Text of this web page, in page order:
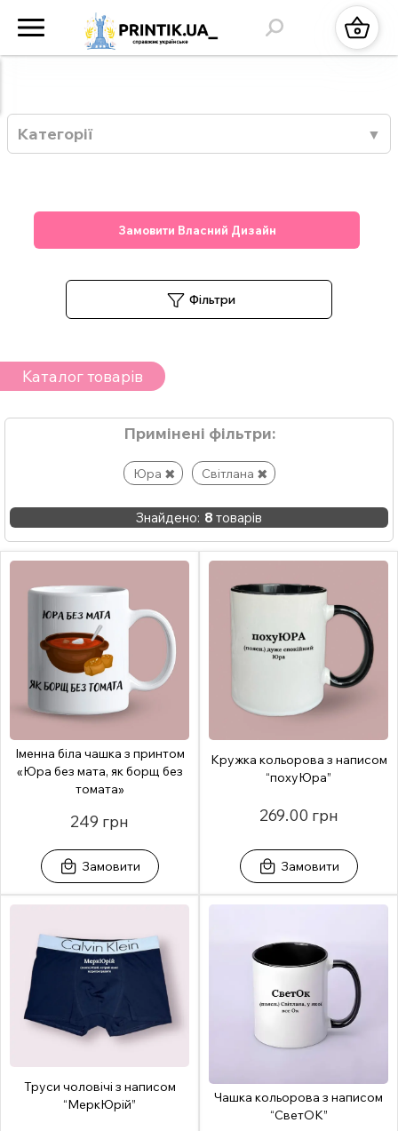
Категорії
Замовити Власний Дизайн
Фільтри
Каталог товарів
Примінені фільтри:
Юра Світлана
Знайдено: 8 товарів
Іменна біла чашка з принтом
«Юра без мата, як борщ без
томата»
249 грн
Замовити
Кружка кольорова з написом
“похуЮра”
269.00 грн
Замовити
Труси чоловічі з написом
“МеркЮрій”
Чашка кольорова з написом
“СветОК”